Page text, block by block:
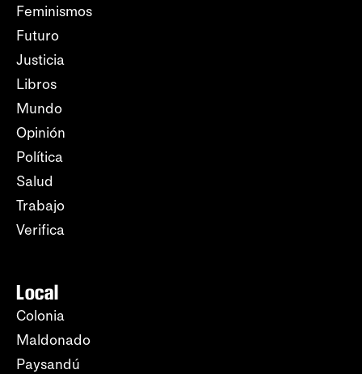
Feminismos
Futuro
Justicia
Libros
Mundo
Opinión
Política
Salud
Trabajo
Verifica
Local
Colonia
Maldonado
Paysandú